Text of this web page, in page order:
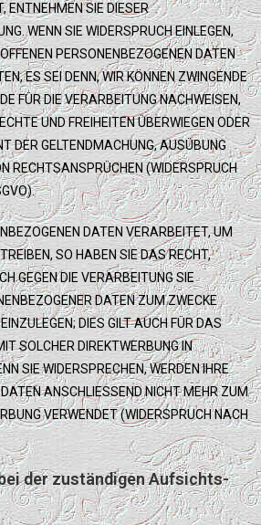
ENTNEHMEN SIE DIESER
WENN SIE WIDERSPRUCH EINLEGEN,
PERSONENBEZOGENEN DATEN
ES SEI DENN, WIR KÖNNEN ZWINGENDE
FÜR DIE VERARBEITUNG NACHWEISEN,
UND FREIHEITEN ÜBERWIEGEN ODER
DER GELTENDMACHUNG, AUSÜBUNG
RECHTSANSPRÜCHEN (WIDERSPRUCH
DATEN VERARBEITET, UM
SO HABEN SIE DAS RECHT,
GEGEN DIE VERARBEITUNG SIE
DATEN ZUM ZWECKE
DIES GILT AUCH FÜR DAS
SOLCHER DIREKTWERBUNG IN
SIE WIDERSPRECHEN, WERDEN IHRE
ANSCHLIESSEND NICHT MEHR ZUM
VERWENDET (WIDERSPRUCH NACH
der zuständigen Aufsichts­